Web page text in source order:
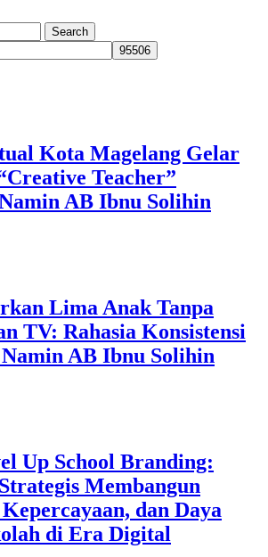
Kota Magelang Gelar
Teacher”
AB Ibnu Solihin
Lima Anak Tanpa
TV: Rahasia Konsistensi
Namin AB Ibnu Solihin
Up School Branding:
Membangun
dan Daya
di Era Digital